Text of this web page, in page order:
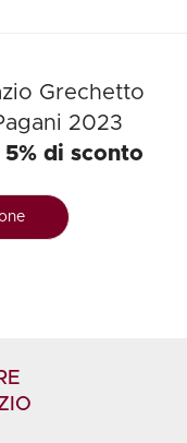
Grechetto
2023
di sconto